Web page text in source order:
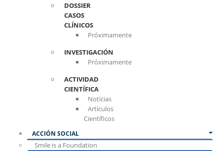
DOSSIER
CASOS
CLÍNICOS
Próximamente
INVESTIGACIÓN
Próximamente
ACTIVIDAD
CIENTÍFICA
Noticias
Artículos
Científicos
ACCIÓN SOCIAL
Smile is a Foundation